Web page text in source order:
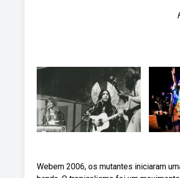
Webem 2006, os mutantes iniciaram